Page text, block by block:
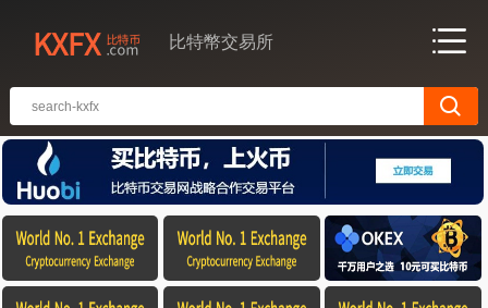
比特幣交易所